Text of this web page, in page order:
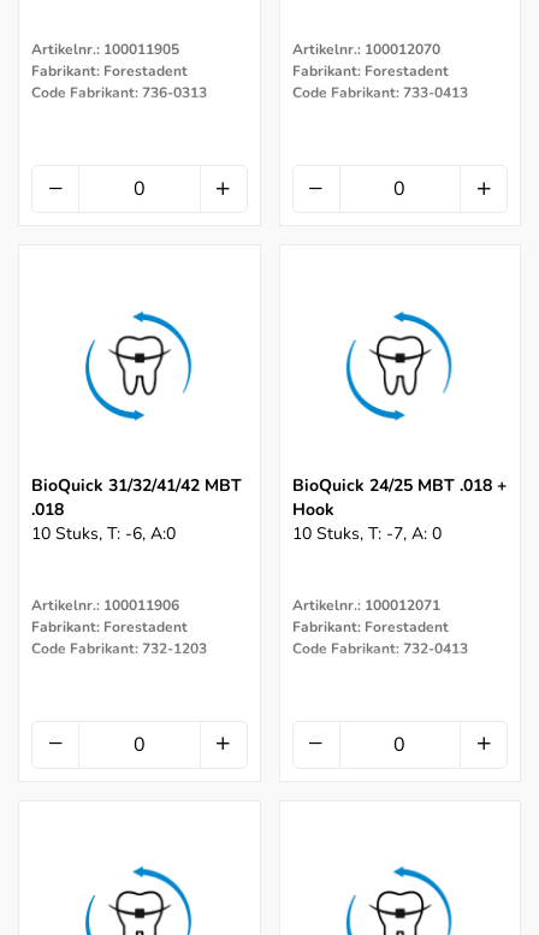
Artikelnr.: 100011905
Fabrikant: Forestadent
Code Fabrikant: 736-0313
Artikelnr.: 100012070
Fabrikant: Forestadent
Code Fabrikant: 733-0413
BioQuick 31/32/41/42 MBT
.018
10 Stuks, T: -6, A:0
Artikelnr.: 100011906
Fabrikant: Forestadent
Code Fabrikant: 732-1203
BioQuick 24/25 MBT .018 +
Hook
10 Stuks, T: -7, A: 0
Artikelnr.: 100012071
Fabrikant: Forestadent
Code Fabrikant: 732-0413